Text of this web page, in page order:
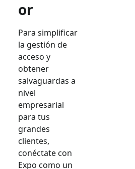
or
Para simplificar
la gestión de
acceso y
obtener
salvaguardas a
nivel
empresarial
para tus
grandes
clientes,
conéctate con
Expo como un